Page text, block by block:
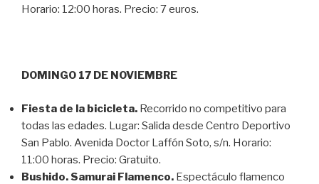
Horario: 12:00 horas. Precio: 7 euros.
DOMINGO 17 DE NOVIEMBRE
Fiesta de la bicicleta. Recorrido no competitivo para
todas las edades. Lugar: Salida desde Centro Deportivo
San Pablo. Avenida Doctor Laffón Soto, s/n. Horario:
11:00 horas. Precio: Gratuito.
Bushido. Samurai Flamenco. Espectáculo flamenco